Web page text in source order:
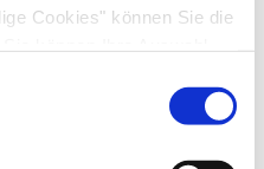
Cookies" können Sie die
Hohlvene und
nach Lage der
Abfluss des
(der Arzt sagt dazu